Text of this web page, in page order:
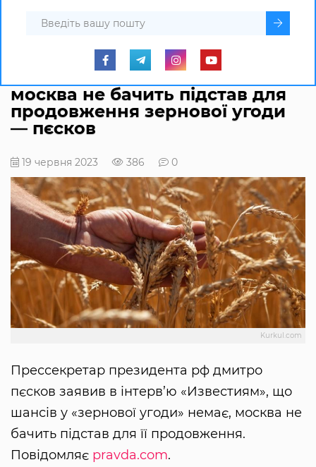
москва не бачить підстав для
продовження зернової угоди
— пєсков
19 червня 2023 386 0
Kurkul.com
Прессекретар президента рф дмитро
пєсков заявив в інтерв’ю «Известиям», що
шансів у «зернової угоди» немає, москва не
бачить підстав для її продовження.
Повідомляє pravda.com.